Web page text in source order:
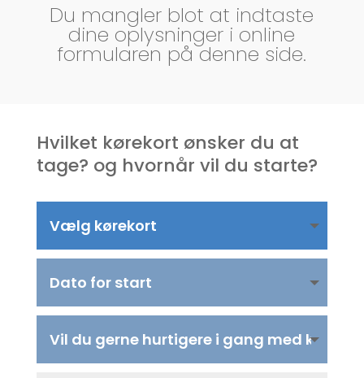
Du mangler blot at indtaste
dine oplysninger i online
formularen på denne side.
Hvilket kørekort ønsker du at
tage? og hvornår vil du starte?